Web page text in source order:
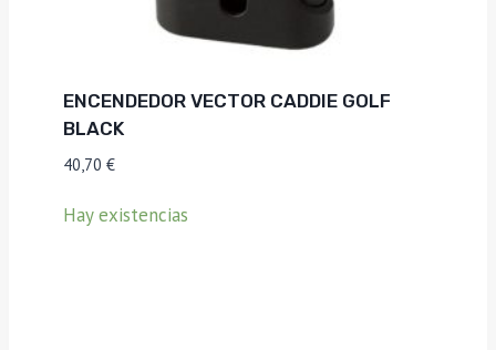
ENCENDEDOR VECTOR CADDIE GOLF
BLACK
40,70 €
Hay existencias